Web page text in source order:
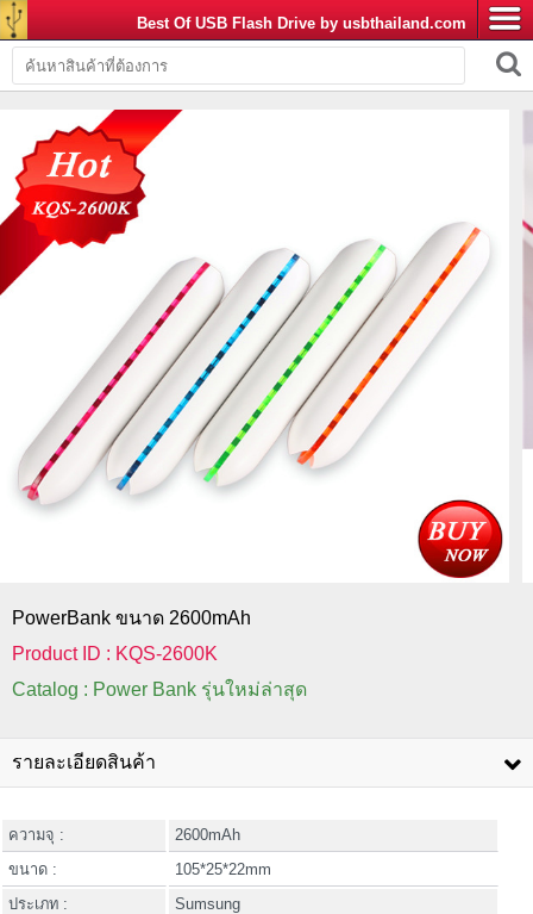
Best Of USB Flash Drive by usbthailand.com
PowerBank ขนาด 2600mAh
Product ID : KQS-2600K
Catalog : Power Bank รุ่นใหม่ล่าสุด
รายละเอียดสินค้า
ความจุ :
2600mAh
ขนาด :
105*25*22mm
ประเภท :
Sumsung